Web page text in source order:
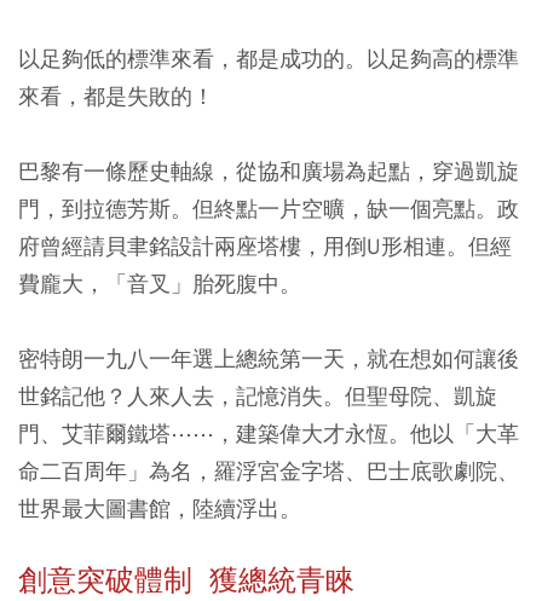
以足夠低的標準來看，都是成功的。以足夠高的標準
來看，都是失敗的！
巴黎有一條歷史軸線，從協和廣場為起點，穿過凱旋
門，到拉德芳斯。但終點一片空曠，缺一個亮點。政
府曾經請貝聿銘設計兩座塔樓，用倒U形相連。但經
費龐大，「音叉」胎死腹中。
密特朗一九八一年選上總統第一天，就在想如何讓後
世銘記他？人來人去，記憶消失。但聖母院、凱旋
門、艾菲爾鐵塔⋯⋯，建築偉大才永恆。他以「大革
命二百周年」為名，羅浮宮金字塔、巴士底歌劇院、
世界最大圖書館，陸續浮出。
創意突破體制 獲總統青睞